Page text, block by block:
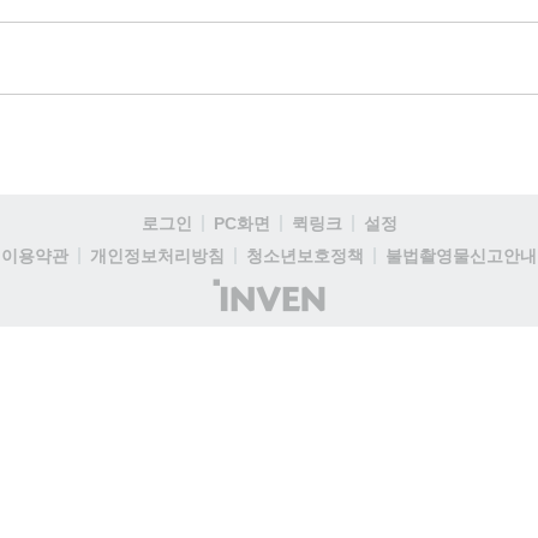
로그인 PC화면 퀵링크
설정
이용약관
개인정보처리방침 청소년보호정책
불법촬영물신고안내
(주)
인